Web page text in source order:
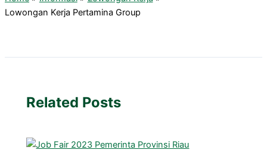
Lowongan Kerja Pertamina Group
Related Posts